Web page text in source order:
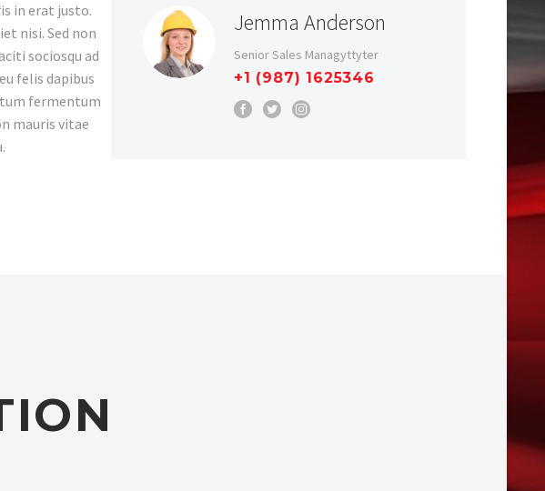
in erat justo.
nisi. Sed non
sociosqu ad
felis dapibus
fermentum
mauris vitae
Jemma Anderson
Senior Sales Managyttyter
+1 (987) 1625346